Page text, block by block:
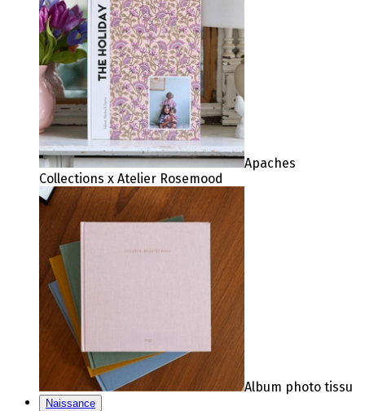
Apaches
Collections x Atelier Rosemood
Album photo tissu
Naissance